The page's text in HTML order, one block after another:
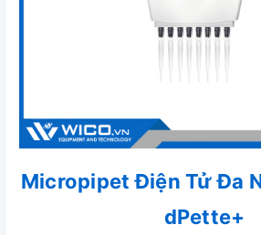
Micropipet Điện Tử Đa
dPette+